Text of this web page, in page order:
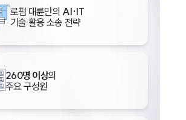
로펌 대륜만의 AI·IT
기술 활용 소송 전략
260명 이상의
주요 구성원